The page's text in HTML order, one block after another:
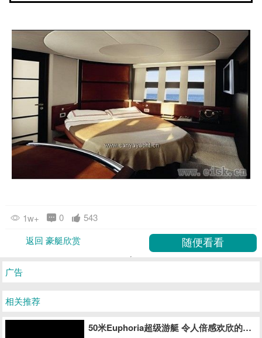
1w+ 0
543
返回 豪艇欣赏
广告
相关推荐
50米Euphoria超级游艇 令人倍感欢欣的海